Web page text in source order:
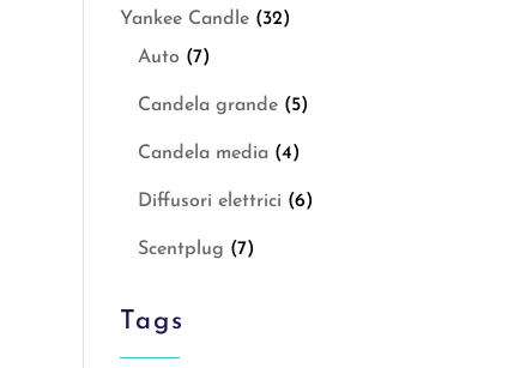
Yankee Candle (32)
Auto (7)
Candela grande (5)
Candela media (4)
Diffusori elettrici (6)
Scentplug (7)
Tags